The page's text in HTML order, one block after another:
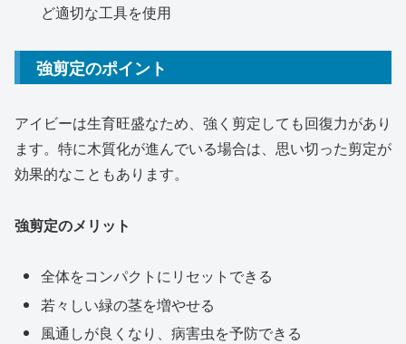
ど適切な工具を使用
強剪定のポイント
アイビーは生育旺盛なため、強く剪定しても回復力があり
ます。特に木質化が進んでいる場合は、思い切った剪定が
効果的なこともあります。
強剪定のメリット
全体をコンパクトにリセットできる
若々しい緑の茎を増やせる
風通しが良くなり、病害虫を予防できる